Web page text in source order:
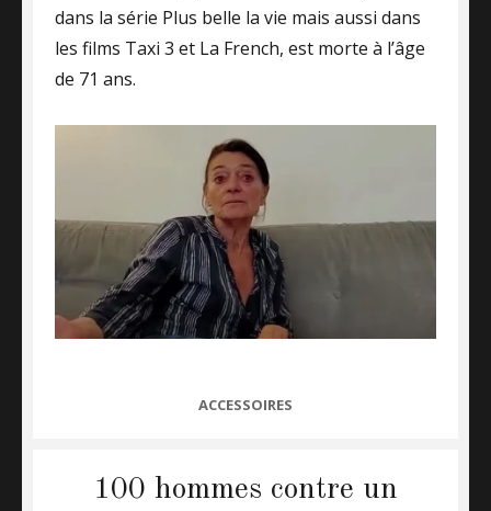
dans la série Plus belle la vie mais aussi dans
les films Taxi 3 et La French, est morte à l’âge
de 71 ans.
CATEGORIES
ACCESSOIRES
100 hommes contre un